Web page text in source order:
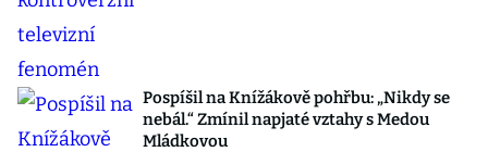
Pospíšil na Knížákově pohřbu: „Nikdy se
nebál.“ Zmínil napjaté vztahy s Medou
Mládkovou